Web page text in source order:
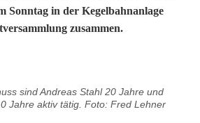
Sonntag in der Kegelbahnanlage
zusammen.
sind Andreas Stahl 20 Jahre und
Jahre aktiv tätig. Foto: Fred Lehner